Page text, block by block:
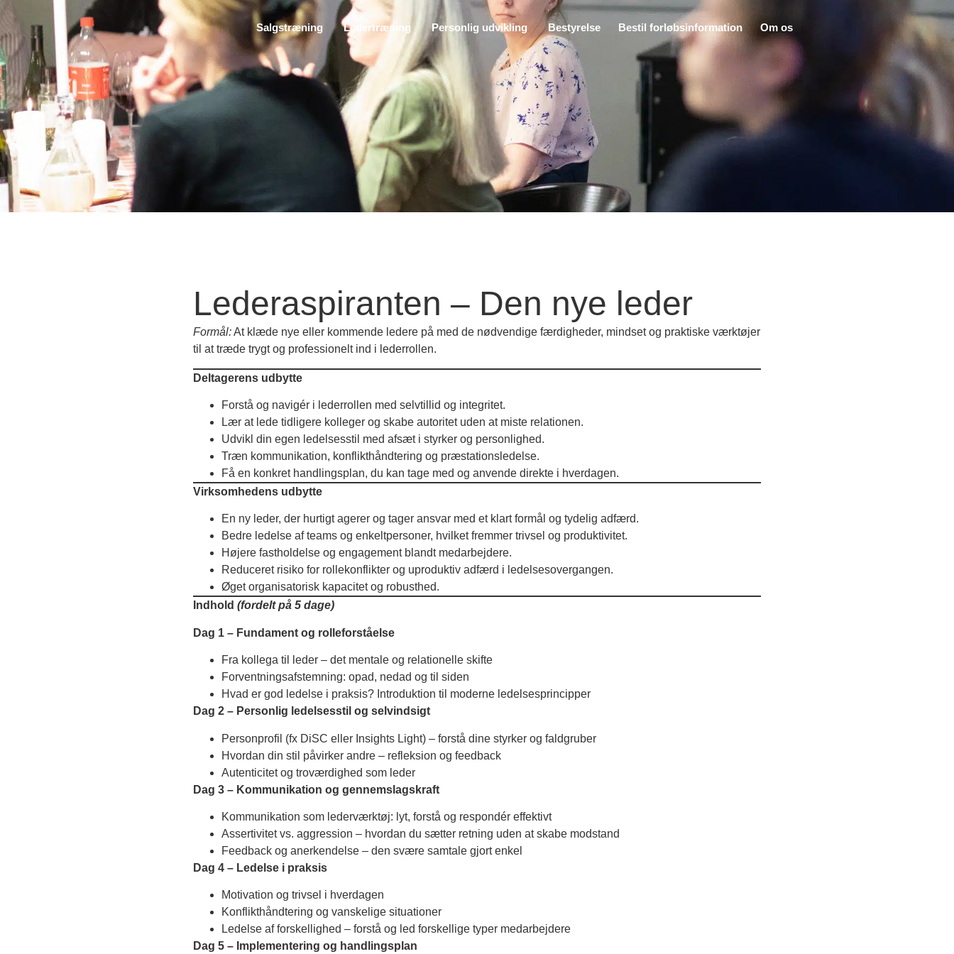
Salgstræning Ledertræning Personlig udvikling Bestyrelse Bestil forløbsinformation Om os
Lederaspiranten – Den nye leder
Formål:At klæde nye eller kommende ledere på med de nødvendige færdigheder, mindset og praktiske værktøjer
til at træde trygt og professionelt ind i lederrollen.
Deltagerens udbytte
Forstå og navigér i lederrollen med selvtillid og integritet.
Lær at lede tidligere kolleger og skabe autoritet uden at miste relationen.
Udvikl din egen ledelsesstil med afsæt i styrker og personlighed.
Træn kommunikation, konflikthåndtering og præstationsledelse.
Få en konkret handlingsplan, du kan tage med og anvende direkte i hverdagen.
Virksomhedens udbytte
En ny leder, der hurtigt agerer og tager ansvar med et klart formål og tydelig adfærd.
Bedre ledelse af teams og enkeltpersoner, hvilket fremmer trivsel og produktivitet.
Højere fastholdelse og engagement blandt medarbejdere.
Reduceret risiko for rollekonflikter og uproduktiv adfærd i ledelsesovergangen.
Øget organisatorisk kapacitet og robusthed.
Indhold (fordelt på 5 dage)
Dag 1 – Fundament og rolleforståelse
Fra kollega til leder – det mentale og relationelle skifte
Forventningsafstemning: opad, nedad og til siden
Hvad er god ledelse i praksis? Introduktion til moderne ledelsesprincipper
Dag 2 – Personlig ledelsesstil og selvindsigt
Personprofil (fx DiSC eller Insights Light) – forstå dine styrker og faldgruber
Hvordan din stil påvirker andre – refleksion og feedback
Autenticitet og troværdighed som leder
Dag 3 – Kommunikation og gennemslagskraft
Kommunikation som lederværktøj: lyt, forstå og respondér effektivt
Assertivitet vs. aggression – hvordan du sætter retning uden at skabe modstand
Feedback og anerkendelse – den svære samtale gjort enkel
Dag 4 – Ledelse i praksis
Motivation og trivsel i hverdagen
Konflikthåndtering og vanskelige situationer
Ledelse af forskellighed – forstå og led forskellige typer medarbejdere
Dag 5 – Implementering og handlingsplan